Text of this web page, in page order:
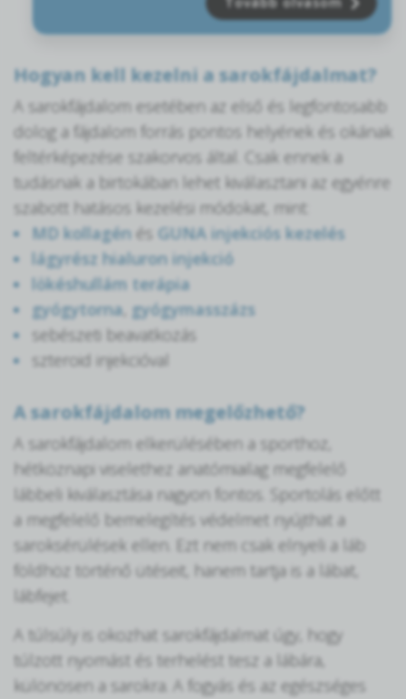
Hogyan kell kezelni a sarokfájdalmat?
A sarokfájdalom esetében az első és legfontosabb
dolog a fájdalom forrás pontos helyének és okának
feltérképezése szakorvos által. Csak ennek a
tudásnak a birtokában lehet kiválasztani az egyénre
szabott hatásos kezelési módokat, mint:
MD kollagén és GUNA injekciós kezelés
lágyrész hialuron injekció
lökéshullám terápia
gyógytorna gyógymasszázs
sebészeti beavatkozás
szteroid injekcióval
A sarokfájdalom megelőzhető?
A sarokfájdalom elkerülésében a sporthoz,
hétköznapi viselethez anatómiailag megfelelő
lábbeli kiválasztása nagyon fontos. Sportolás előtt
a megfelelő bemelegítés védelmet nyújthat a
saroksérülések ellen. Ezt nem csak elnyeli a láb
földhöz történő ütéseit, hanem tartja is a lábat,
lábfejet.
A túlsúly is okozhat sarokfájdalmat úgy, hogy
túlzott nyomást és terhelést tesz a lábára,
különösen a sarokra. A fogyás és az egészséges